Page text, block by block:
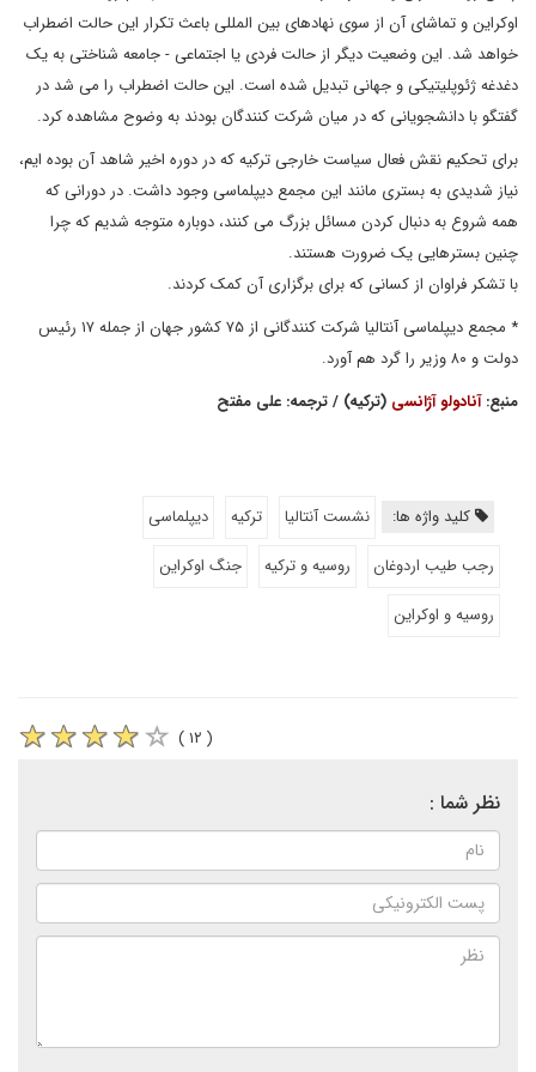
اوکراین و تماشای آن از سوی نهادهای بین المللی باعث تکرار این حالت اضطراب
خواهد شد. این وضعیت دیگر از حالت فردی یا اجتماعی - جامعه شناختی به یک
دغدغه ژئوپلیتیکی و جهانی تبدیل شده است. این حالت اضطراب را می شد در
گفتگو با دانشجویانی که در میان شرکت کنندگان بودند به وضوح مشاهده کرد.
برای تحکیم نقش فعال سیاست خارجی ترکیه که در دوره اخیر شاهد آن بوده ایم،
نیاز شدیدی به بستری مانند این مجمع دیپلماسی وجود داشت. در دورانی که
همه شروع به دنبال کردن مسائل بزرگ می کنند، دوباره متوجه شدیم که چرا
چنین بسترهایی یک ضرورت هستند.
با تشکر فراوان از کسانی که برای برگزاری آن کمک کردند.
* مجمع دیپلماسی آنتالیا شرکت کنندگانی از ۷۵ کشور جهان از جمله ۱۷ رئیس
دولت و ۸۰ وزیر را گرد هم آورد.
منبع:آنادولو آژانسی (ترکیه) / ترجمه: علی مفتح
کلید واژه ها: نشست آنتالیا ترکیه
دیپلماسی
رجب طیب اردوغان
روسیه و ترکیه
جنگ اوکراین
روسیه و اوکراین
( ۱۲ )
نظر شما :